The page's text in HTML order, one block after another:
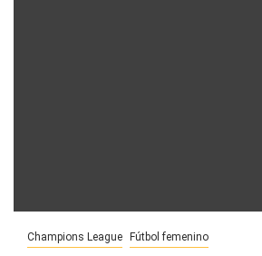
Champions League Fútbol femenino